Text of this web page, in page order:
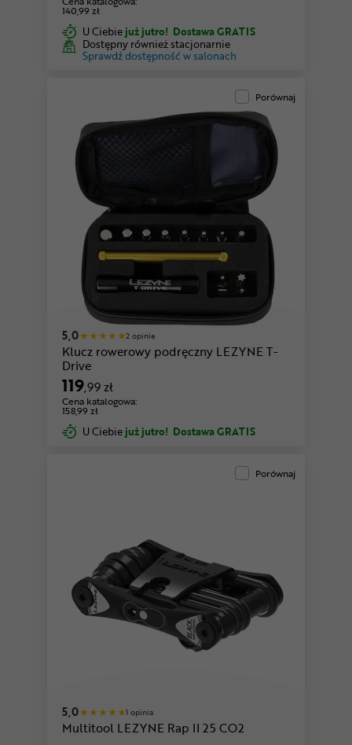
140,99 zł
U Ciebie już jutro! Dostawa GRATIS
Dostępny również stacjonarnie
Sprawdź dostępność w salonach
Porównaj
5,0 2 opinie
Klucz rowerowy podręczny LEZYNE T-
Drive
119,99 zł
Cena katalogowa:
158,99 zł
U Ciebie już jutro! Dostawa GRATIS
Porównaj
5,0 1 opinia
Multitool LEZYNE Rap II 25 CO2